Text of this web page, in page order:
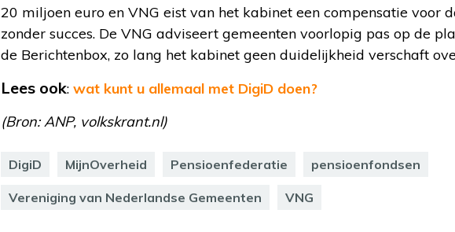
20 miljoen euro en VNG eist van het kabinet een compensatie voor
zonder succes. De VNG adviseert gemeenten voorlopig pas op de
de Berichtenbox, zo lang het kabinet geen duidelijkheid verschaft
Lees ook: wat kunt u allemaal met DigiD doen?
(Bron: ANP, volkskrant.nl)
DigiD MijnOverheid Pensioenfederatie pensioenfondsen
Vereniging van Nederlandse Gemeenten VNG